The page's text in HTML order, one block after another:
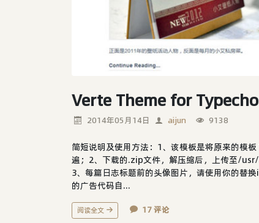
Verte Theme for
2014年05月14日 aijun 9138
简短说明及使用方法：1、该模板是将原来的模
遍；2、下载的.zip文件，解压缩后，上传至/
3、每篇日志标题前的头像图片，请使用你的
的广告代码自...
阅读全文 17 评论